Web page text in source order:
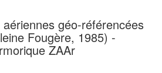
géo-référencées
Fougère, 1985) -
ZAAr